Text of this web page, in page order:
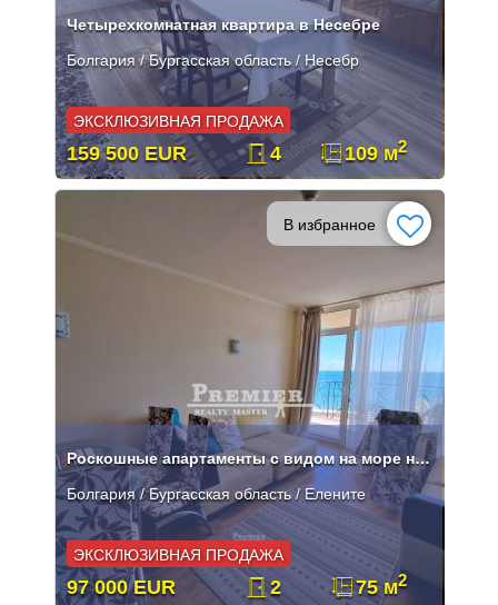
Четырехкомнатная квартира в Несебре
Болгария / Бургасская область / Несебр
ЭКСКЛЮЗИВНАЯ ПРОДАЖА
159 500 EUR 4 109 м2
В избранное
Роскошные апартаменты с видом на море на 1-й линии в Елените
Болгария / Бургасская область / Елените
ЭКСКЛЮЗИВНАЯ ПРОДАЖА
97 000 EUR 2 75 м2